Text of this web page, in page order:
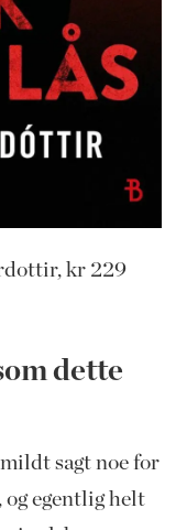
kr 229
dette
sagt noe for
og egentlig helt